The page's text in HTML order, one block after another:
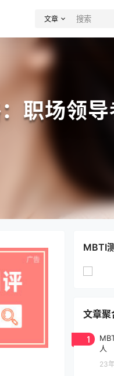
文章
职场领
MBTI
文章聚
1
人
23